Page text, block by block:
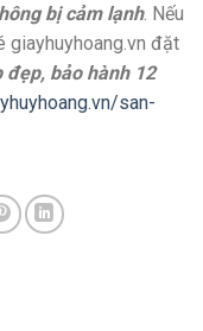
bị cảm lạnh. Nếu
giayhuyhoang.vn đặt
đẹp, bảo hành 12
san-